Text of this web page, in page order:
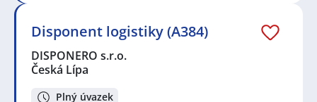
Disponent logistiky (A384)
DISPONERO s.r.o.
Česká Lípa
Plný úvazek